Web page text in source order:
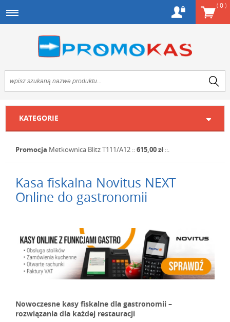
(0)
KATEGORIE
Promocja Metkownica Blitz T111/A12 ::615,00 zł ::.
Kasa fiskalna Novitus NEXT
Online do gastronomii
Nowoczesne kasy fiskalne dla gastronomii –
rozwiązania dla każdej restauracji